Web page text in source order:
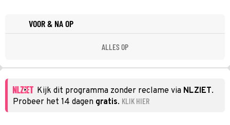
VOOR & NA OP
ALLES OP
Kijk dit programma zonder reclame via NLZIET.
Probeer het 14 dagen gratis. KLIK HIER